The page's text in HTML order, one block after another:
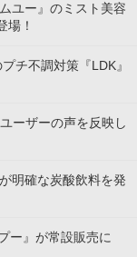
ユー』のミスト美容
場！
チ不調対策『LDK』
ーザーの声を反映し
明確な炭酸飲料を発
ー』が常設販売に